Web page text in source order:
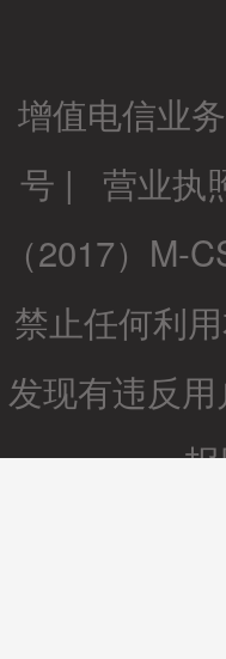
增值电信业
号 | 营业执
（2017）M-
禁止任何利
发现有违反